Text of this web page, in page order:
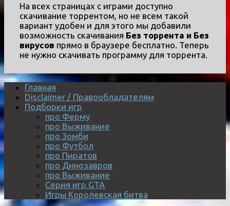
На всех страницах с играми доступно
скачивание торрентом, но не всем такой
вариант удобен и для этого мы добавили
возможность скачивания Без торрента и Без
вирусов прямо в браузере бесплатно. Теперь
не нужно скачивать программу для торрента.
Главная
Disclaimer / Правообладателям
Подборки игр
про Ферму
про Выживание
про Зомби
про Футбол
про Пиратов
про Динозавров
про Выживание
Серия игр GTA
Игры Королевская битва